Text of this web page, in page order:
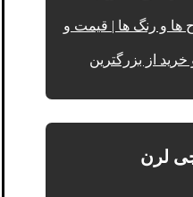
ها و رنگ ها | قیمت و
از بزرگترین
لرن